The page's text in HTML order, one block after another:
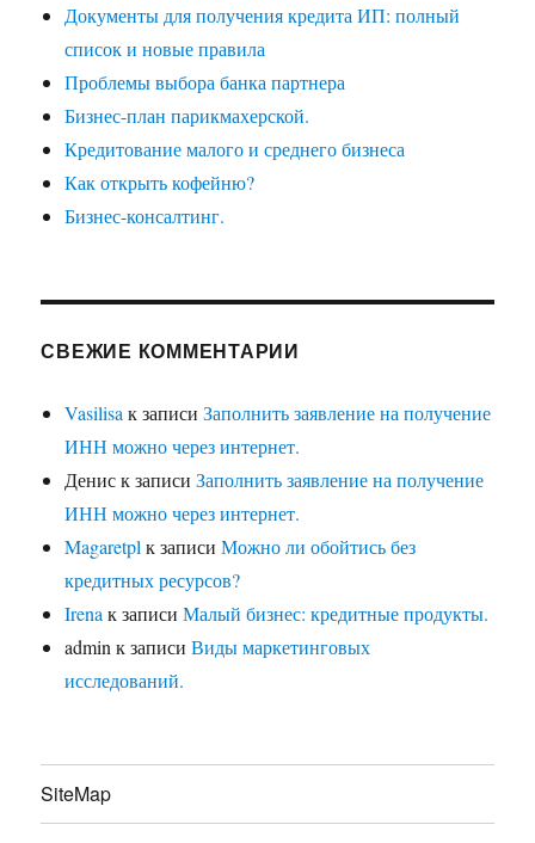
Документы для получения кредита ИП: полный
список и новые правила
Проблемы выбора банка партнера
Бизнес-план парикмахерской.
Кредитование малого и среднего бизнеса
Как открыть кофейню?
Бизнес-консалтинг.
СВЕЖИЕ КОММЕНТАРИИ
Vasilisa к записиЗаполнить заявление на получение
ИНН можно через интернет.
Дениск записиЗаполнить заявление на получение
ИНН можно через интернет.
Magaretpl к записиМожно ли обойтись без
кредитных ресурсов?
Irena к записиМалый бизнес: кредитные продукты.
admin к записиВиды маркетинговых
исследований.
SiteMap